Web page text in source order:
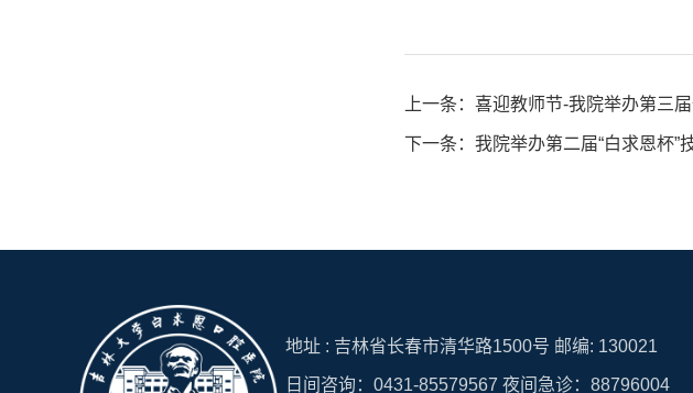
上一条：喜迎教师节-我院举办第三
下一条：我院举办第二届“白求恩杯”
地址 : 吉林省长春市清华路1500号 邮编: 130021
日间咨询：0431-85579567 夜间急诊：88796004